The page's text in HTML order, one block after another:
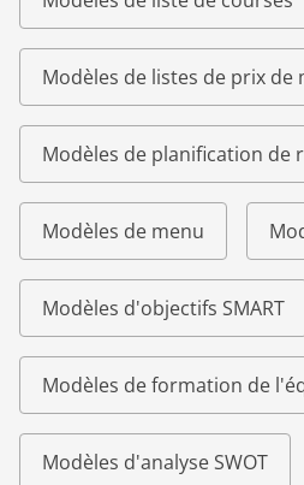
Modèles de listes de prix de
Modèles de planification de
Modèles de menu
Modèles d'objectifs SMART
Modèles de formation de
Modèles d'analyse SWOT